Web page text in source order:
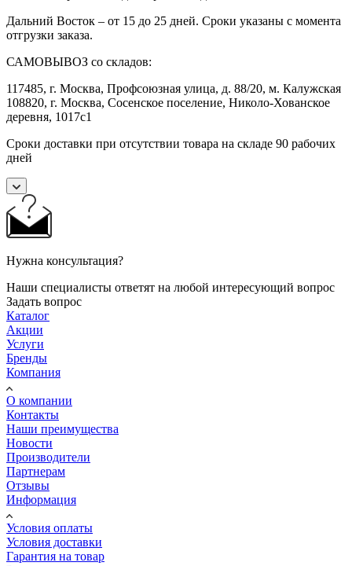
Дальний Восток – от 15 до 25 дней. Сроки указаны с момента
отгрузки заказа.
САМОВЫВОЗ со складов:
117485, г. Москва, Профсоюзная улица, д. 88/20, м. Калужская
108820, г. Москва, Сосенское поселение, Николо-Хованское
деревня, 1017с1
Сроки доставки при отсутствии товара на складе 90 рабочих
дней
Нужна консультация?
Наши специалисты ответят на любой интересующий вопрос
Задать вопрос
Каталог
Акции
Услуги
Бренды
Компания
О компании
Контакты
Наши преимущества
Новости
Производители
Партнерам
Отзывы
Информация
Условия оплаты
Условия доставки
Гарантия на товар